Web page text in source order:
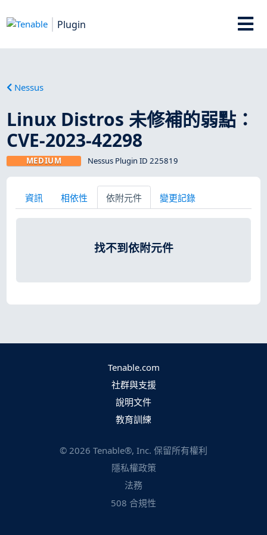
Plugin
Nessus
Linux Distros 未修補的弱點：
CVE-2023-42298
MEDIUM Nessus Plugin ID 225819
資訊 相依性 依附元件 變更記錄
找不到依附元件
Tenable.com
社群與支援
說明文件
教育訓練
© 2026 Tenable®, Inc. 保留所有權利
隱私權政策
法務
508 合規性